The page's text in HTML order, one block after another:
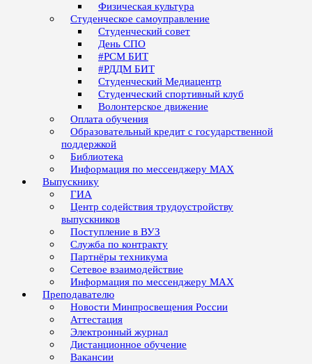
Физическая культура
Студенческое самоуправление
Студенческий совет
День СПО
#РСМ БИТ
#РДДМ БИТ
Студенческий Медиацентр
Студенческий спортивный клуб
Волонтерское движение
Оплата обучения
Образовательный кредит с государственной
поддержкой
Библиотека
Информация по мессенджеру MAX
Выпускнику
ГИА
Центр содействия трудоустройству
выпускников
Поступление в ВУЗ
Служба по контракту
Партнёры техникума
Сетевое взаимодействие
Информация по мессенджеру MAX
Преподавателю
Новости Минпросвещения России
Аттестация
Электронный журнал
Дистанционное обучение
Вакансии